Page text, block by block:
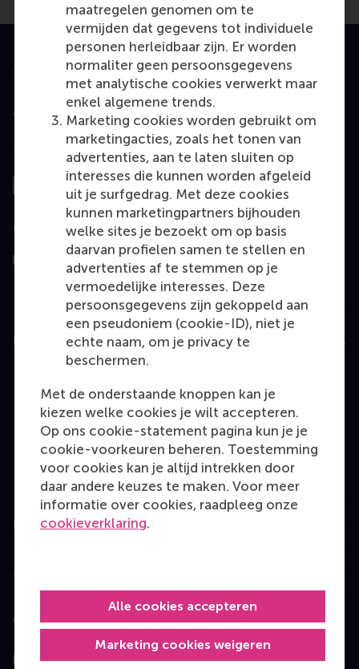
maatregelen genomen om te
vermijden dat gegevens tot individuele
personen herleidbaar zijn. Er worden
normaliter geen persoonsgegevens
met analytische cookies verwerkt maar
enkel algemene trends.
Marketing cookies worden gebruikt om
marketingacties, zoals het tonen van
advertenties, aan te laten sluiten op
interesses die kunnen worden afgeleid
uit je surfgedrag. Met deze cookies
kunnen marketingpartners bijhouden
welke sites je bezoekt om op basis
daarvan profielen samen te stellen en
advertenties af te stemmen op je
vermoedelijke interesses. Deze
persoonsgegevens zijn gekoppeld aan
een pseudoniem (cookie-ID), niet je
echte naam, om je privacy te
beschermen.
Met de onderstaande knoppen kan je
kiezen welke cookies je wilt accepteren.
Op ons cookie-statement pagina kun je je
cookie-voorkeuren beheren. Toestemming
voor cookies kan je altijd intrekken door
daar andere keuzes te maken. Voor meer
informatie over cookies, raadpleeg onze
cookieverklaring.
Marketing cookies weigeren
Alle cookies accepteren
Geaccrediteerd door
Top gerangschikt
Geëvalueerd door
Education
Master
MBA
Executive Education
Programme finder
Information for
Contact
Volg ons